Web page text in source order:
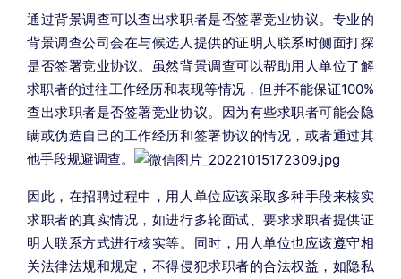
通过背景调查可以查出求职者是否签署竞业协议。专业的
背景调查公司会在与候选人提供的证明人联系时侧面打探
是否签署竞业协议。虽然背景调查可以帮助用人单位了解
求职者的过往工作经历和表现等情况，但并不能保证100%
查出求职者是否签署竞业协议。因为有些求职者可能会隐
瞒或伪造自己的工作经历和签署协议的情况，或者通过其
他手段规避调查。
因此，在招聘过程中，用人单位应该采取多种手段来核实
求职者的真实情况，如进行多轮面试、要求求职者提供证
明人联系方式进行核实等。同时，用人单位也应该遵守相
关法律法规和规定，不得侵犯求职者的合法权益，如隐私